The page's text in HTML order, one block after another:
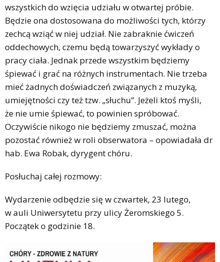
wszystkich do wzięcia udziału w otwartej próbie.
Będzie ona dostosowana do możliwości tych, którzy
zechcą wziąć w niej udział. Nie zabraknie ćwiczeń
oddechowych, czemu będą towarzyszyć wykłady o
pracy ciała. Jednak przede wszystkim będziemy
śpiewać i grać na różnych instrumentach. Nie trzeba
mieć żadnych doświadczeń związanych z muzyką,
umiejętności czy też tzw. „słuchu”. Jeżeli ktoś myśli,
że nie umie śpiewać, to powinien spróbować.
Oczywiście nikogo nie będziemy zmuszać, można
pozostać również w roli obserwatora – opowiadała dr
hab. Ewa Robak, dyrygent chóru.
Posłuchaj całej rozmowy:
Wydarzenie odbędzie się w czwartek, 23 lutego,
w auli Uniwersytetu przy ulicy Żeromskiego 5.
Początek o godzinie 18.